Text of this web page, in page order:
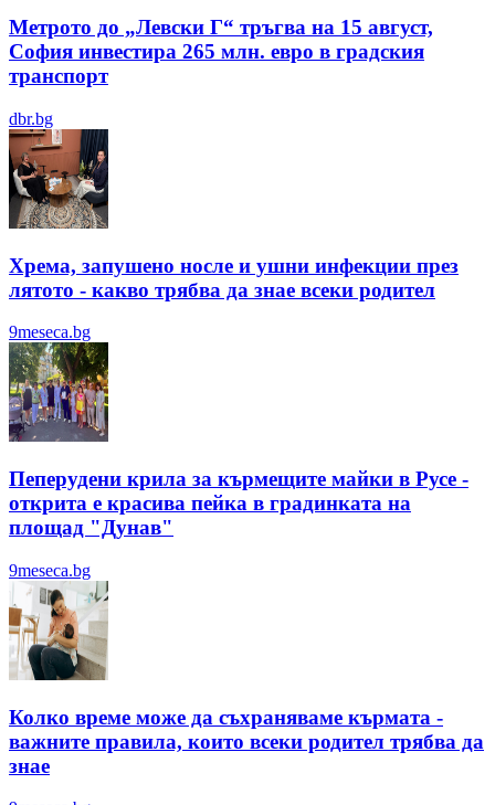
Метрото до „Левски Г“ тръгва на 15 август,
София инвестира 265 млн. евро в градския
транспорт
dbr.bg
Хрема, запушено носле и ушни инфекции през
лятотo - какво трябва да знае всеки родител
9meseca.bg
Пеперудени крила за кърмещите майки в Русе -
открита е красива пейка в градинката на
площад "Дунав"
9meseca.bg
Колко време може да съхраняваме кърмата -
важните правила, които всеки родител трябва да
знае